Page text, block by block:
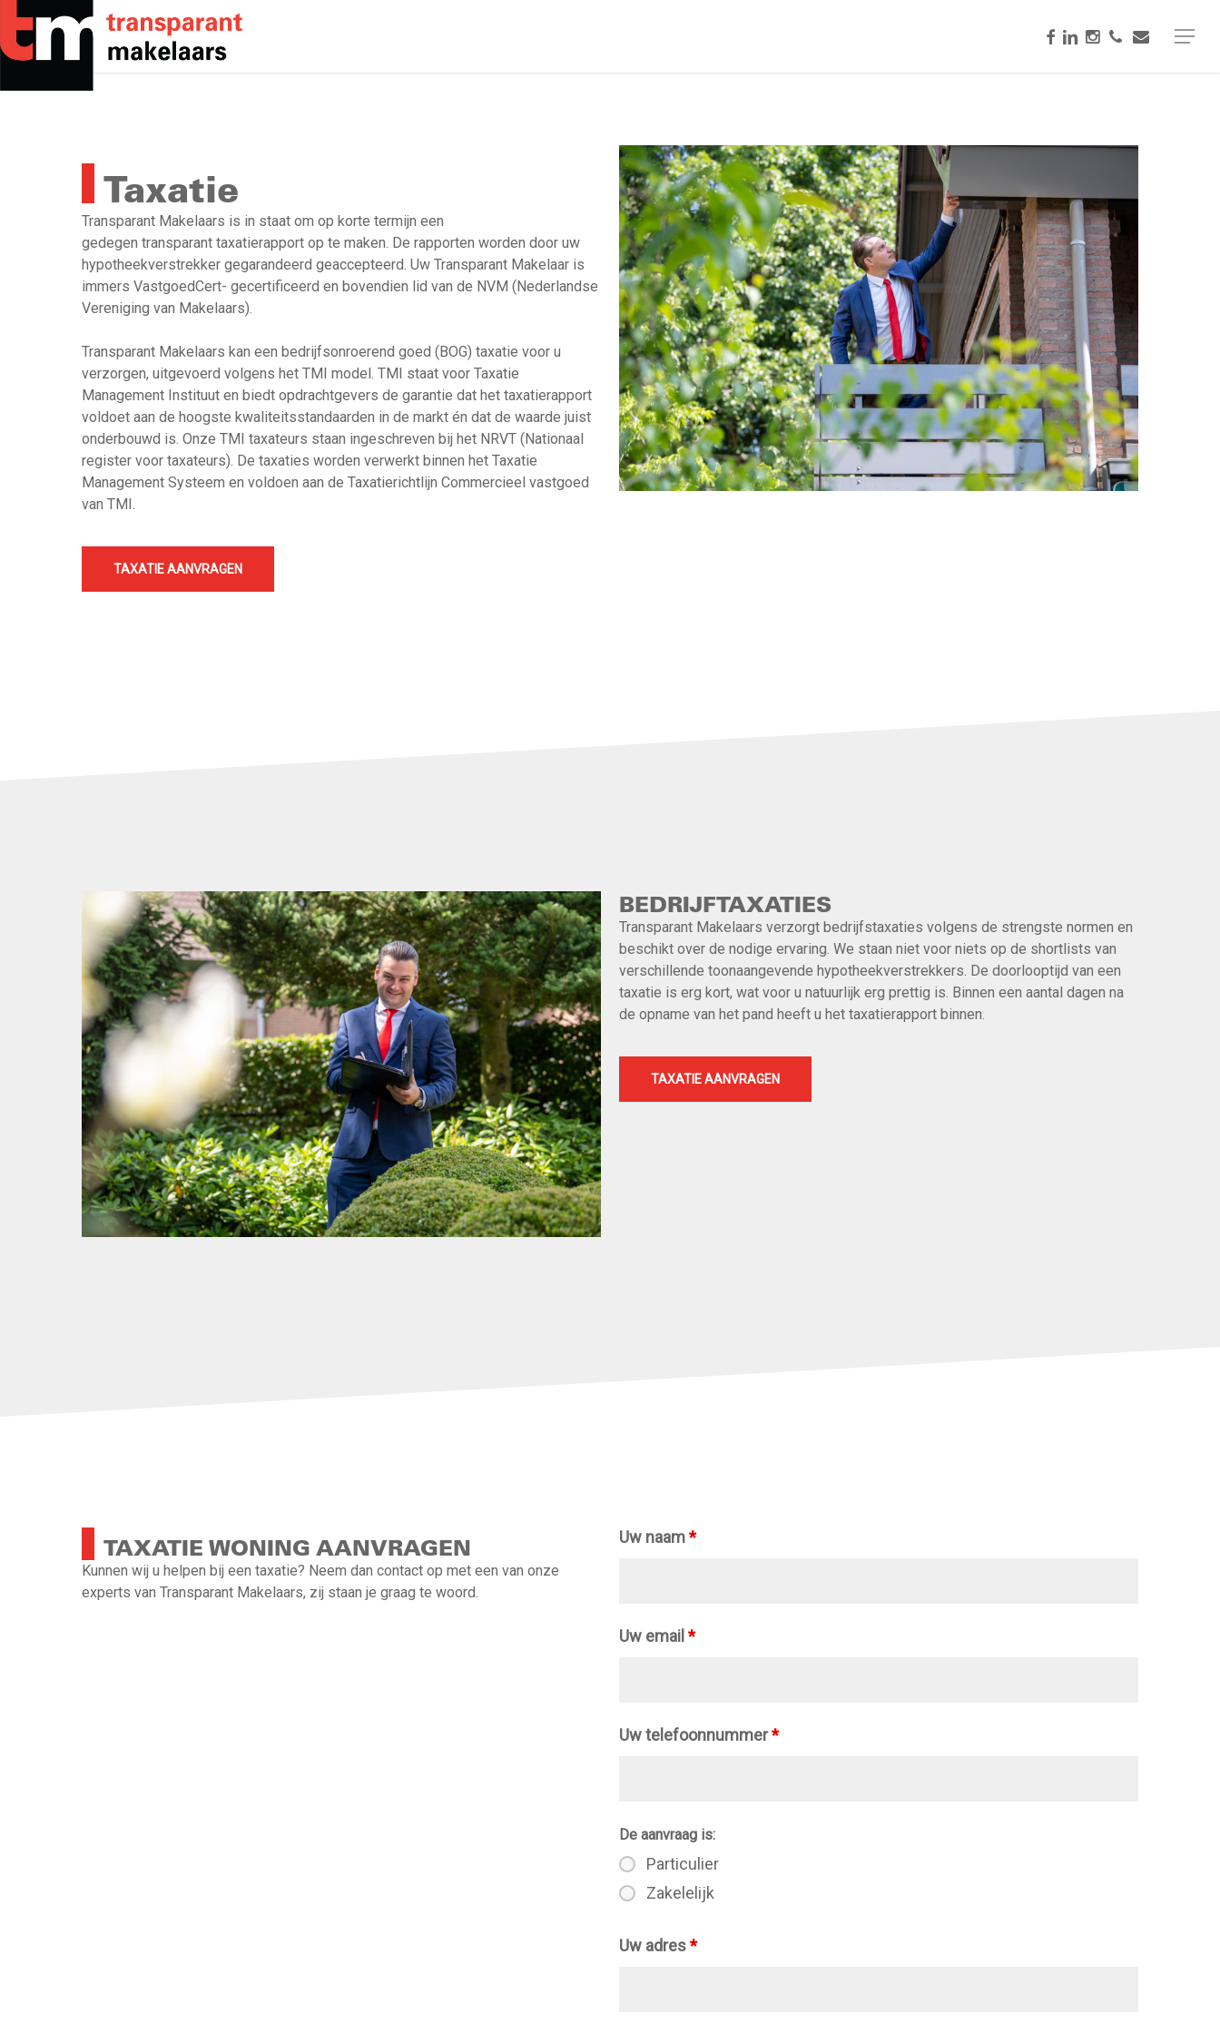
main
Menu
facebook
linkedin
instagram
phone
email
Taxatie
Transparant Makelaars is in staat om op korte termijn een
gedegen transparant taxatierapport op te maken. De rapporten worden door uw
hypotheekverstrekker gegarandeerd geaccepteerd. Uw Transparant Makelaar is
immers VastgoedCert- gecertificeerd en bovendien lid van de NVM (Nederlandse
Vereniging van Makelaars).
Transparant Makelaars kan een bedrijfsonroerend goed (BOG) taxatie voor u
verzorgen, uitgevoerd volgens het TMI model. TMI staat voor Taxatie
Management Instituut en biedt opdrachtgevers de garantie dat het taxatierapport
voldoet aan de hoogste kwaliteitsstandaarden in de markt én dat de waarde juist
onderbouwd is. Onze TMI taxateurs staan ingeschreven bij het NRVT (Nationaal
register voor taxateurs). De taxaties worden verwerkt binnen het Taxatie
Management Systeem en voldoen aan de Taxatierichtlijn Commercieel vastgoed
van TMI.
TAXATIE AANVRAGEN
BEDRIJFTAXATIES
Transparant Makelaars verzorgt bedrijfstaxaties volgens de strengste normen en
beschikt over de nodige ervaring. We staan niet voor niets op de shortlists van
verschillende toonaangevende hypotheekverstrekkers. De doorlooptijd van een
taxatie is erg kort, wat voor u natuurlijk erg prettig is. Binnen een aantal dagen na
de opname van het pand heeft u het taxatierapport binnen.
TAXATIE AANVRAGEN
TAXATIE WONING AANVRAGEN
Kunnen wij u helpen bij een taxatie? Neem dan contact op met een van onze
experts van Transparant Makelaars, zij staan je graag te woord.
Uw naam*
Uw email *
Uw telefoonnummer*
De aanvraag is:
Particulier
Zakelelijk
Uw adres*